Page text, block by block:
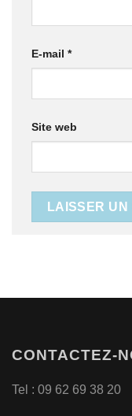
E-mail *
Site web
CONTACTEZ-
Tel : 09 62 69 38 20